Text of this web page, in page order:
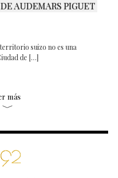
AUDEMARS PIGUET
suizo no es una
de […]
más